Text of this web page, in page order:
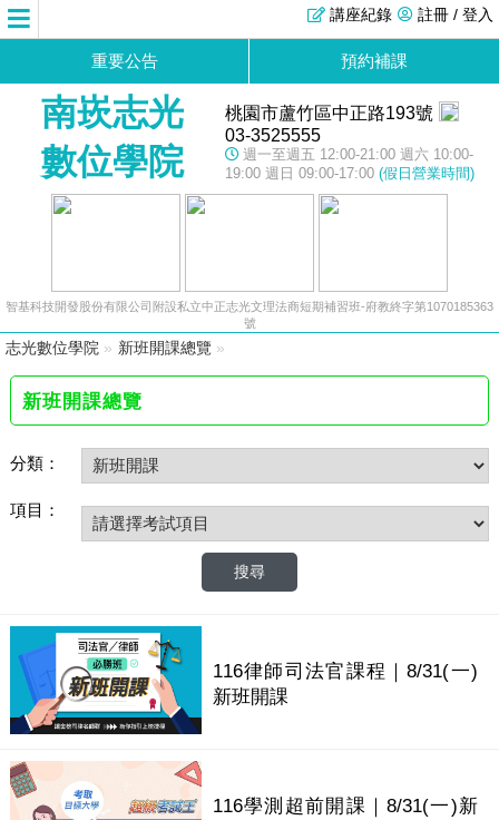
註冊 / 登入
講座紀錄
重要公告 預約補課
南崁志光
數位學院
桃園市蘆竹區中正路193號
03-3525555
週一至週五 12:00-21:00 週六 10:00-
19:00 週日 09:00-17:00 (假日營業時間)
智基科技開發股份有限公司附設私立中正志光文理法商短期補習班-府教終字第1070185363
號
志光數位學院 » 新班開課總覽 »
新班開課總覽
分類：
項目：
116律師司法官課程｜8/31(一)
新班開課
116學測超前開課｜8/31(一)新